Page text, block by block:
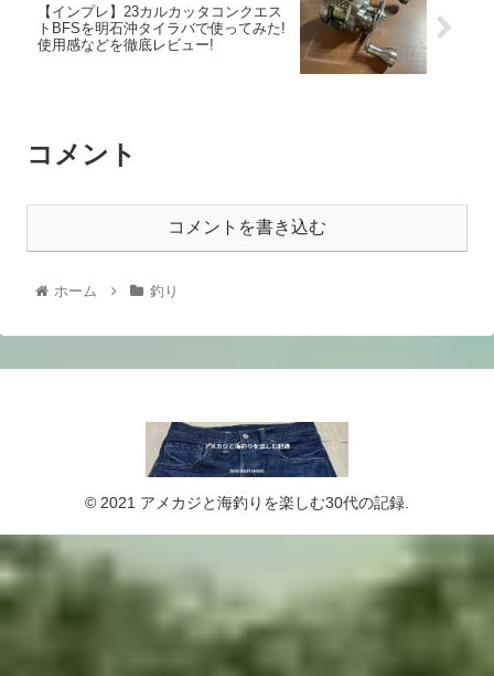
【インプレ】23カルカッタコンクエス
トBFSを明石沖タイラバで使ってみた!
使用感などを徹底レビュー!
コメント
コメントを書き込む
ホーム 釣り
© 2021 アメカジと海釣りを楽しむ30代の記録.